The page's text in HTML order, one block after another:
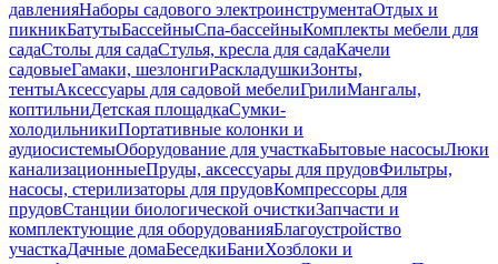
давленияНаборы садового электроинструментаОтдых и
пикникБатутыБассейныСпа-бассейныКомплекты мебели для
садаСтолы для садаСтулья, кресла для садаКачели
садовыеГамаки, шезлонгиРаскладушкиЗонты,
тентыАксессуары для садовой мебелиГрилиМангалы,
коптильниДетская площадкаСумки-
холодильникиПортативные колонки и
аудиосистемыОборудование для участкаБытовые насосыЛюки
канализационныеПруды, аксессуары для прудовФильтры,
насосы, стерилизаторы для прудовКомпрессоры для
прудовСтанции биологической очисткиЗапчасти и
комплектующие для оборудованияБлагоустройство
участкаДачные домаБеседкиБаниХозблоки и